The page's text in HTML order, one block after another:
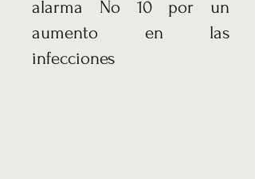
alarma No 10 por un
aumento en las
infecciones